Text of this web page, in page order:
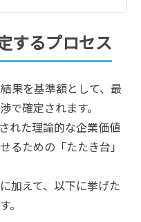
するプロセス
果を基準額として、最
で確定されます。
れた理論的な企業価値
るための「たたき台」
加えて、以下に挙げた
。